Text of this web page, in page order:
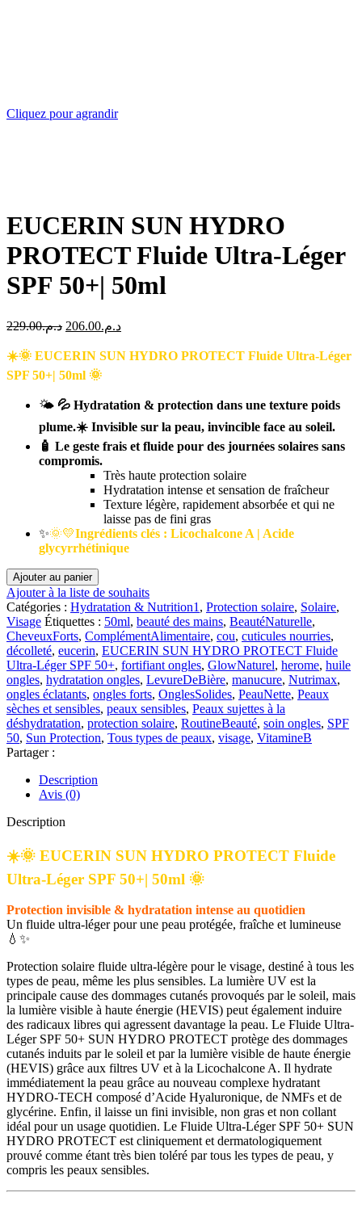
Cliquez pour agrandir
EUCERIN SUN HYDRO
PROTECT Fluide Ultra-Léger
SPF 50+| 50ml
د.م.229.00
Le
initial
était :
د.م.206.00
Le
actuel
☀️🌞 EUCERIN SUN HYDRO PROTECT Fluide Ultra-Léger
SPF 50+| 50ml 🌞
🌤️ 💦 Hydratation & protection dans une texture poids
plume.☀️ Invisible sur la peau, invincible face au soleil.
🧴 Le geste frais et fluide pour des journées solaires sans
compromis.
Très haute protection solaire
Hydratation intense et sensation de fraîcheur
Texture légère, rapidement absorbée et qui ne
laisse pas de fini gras
✨🌞💛Ingrédients clés : Licochalcone A | Acide
glycyrrhétinique
quantité
de
EUCERIN
SUN
HYDRO
PROTECT
Fluide
Ultra-
Léger
SPF
50+|
50ml
Ajouter au panier
Ajouter à la liste de souhaits
Catégories : Hydratation & Nutrition1 , Protection solaire, Solaire,
Visage Étiquettes : 50ml, beauté des mains, BeautéNaturelle,
CheveuxForts, ComplémentAlimentaire, cou, cuticules nourries,
décolleté, eucerin, EUCERIN SUN HYDRO PROTECT Fluide
Ultra-Léger SPF 50+, fortifiant ongles, GlowNaturel, herome, huile
ongles, hydratation ongles, LevureDeBière, manucure, Nutrimax,
ongles éclatants, ongles forts, OnglesSolides, PeauNette, Peaux
sèches et sensibles, peaux sensibles, Peaux sujettes à la
déshydratation, protection solaire, RoutineBeauté, soin ongles, SPF
50, Sun Protection, Tous types de peaux, visage, VitamineB
Partager :
Description
Avis (0)
Description
☀️🌞 EUCERIN SUN HYDRO PROTECT Fluide
Ultra-Léger SPF 50+| 50ml 🌞
Protection invisible & hydratation intense au quotidien
Un fluide ultra-léger pour une peau protégée, fraîche et lumineuse
💧✨
Protection solaire fluide ultra-légère pour le visage, destiné à tous les
types de peau, même les plus sensibles. La lumière UV est la
principale cause des dommages cutanés provoqués par le soleil, mais
la lumière visible à haute énergie (HEVIS) peut également induire
des radicaux libres qui agressent davantage la peau. Le Fluide Ultra-
Léger SPF 50+ SUN HYDRO PROTECT protège des dommages
cutanés induits par le soleil et par la lumière visible de haute énergie
(HEVIS) grâce aux filtres UV et à la Licochalcone A. Il hydrate
immédiatement la peau grâce au nouveau complexe hydratant
HYDRO-TECH composé d’Acide Hyaluronique, de NMFs et de
glycérine. Enfin, il laisse un fini invisible, non gras et non collant
idéal pour un usage quotidien. Le Fluide Ultra-Léger SPF 50+ SUN
HYDRO PROTECT est cliniquement et dermatologiquement
prouvé comme étant très bien toléré par tous les types de peau, y
compris les peaux sensibles.